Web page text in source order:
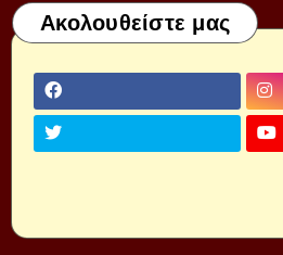
Ακολουθείστε μας